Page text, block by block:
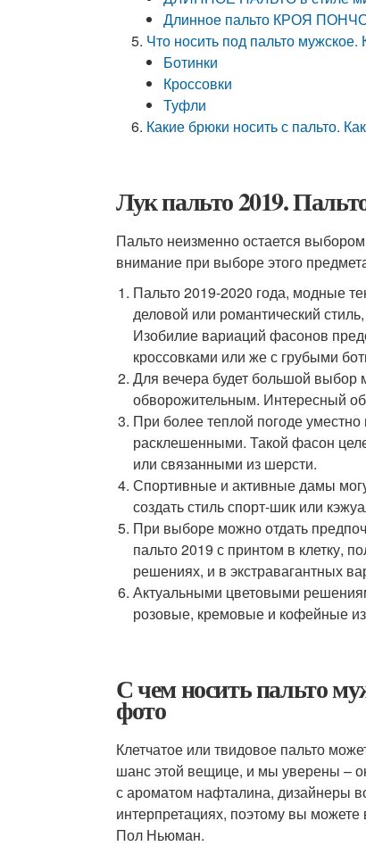
Длинное пальто КРОЯ
Что носить под пальто
Ботинки
Кроссовки
Туфли
Какие брюки носить с пальто.
Лук пальто 2019.
Пальто неизменно остается
внимание при выборе этого
Пальто 2019-2020 года, модные
деловой или романтический
Изобилие вариаций фасонов
кроссовками или же с грубыми
Для вечера будет большой выбор
обворожительным. Интересный
При более теплой погоде
расклешенными. Такой фасон
или связанными из шерсти.
Спортивные и активные дамы
создать стиль спорт-шик или
При выборе можно отдать
пальто 2019 с принтом в клетку,
решениях, и в экстравагантных
Актуальными цветовыми
розовые, кремовые и кофейные
С чем носить пальто
фото
Клетчатое или твидовое пальто
шанс этой вещице, и мы уверены –
с ароматом нафталина, дизайнеры
интерпретациях, поэтому вы можете
Пол Ньюман.